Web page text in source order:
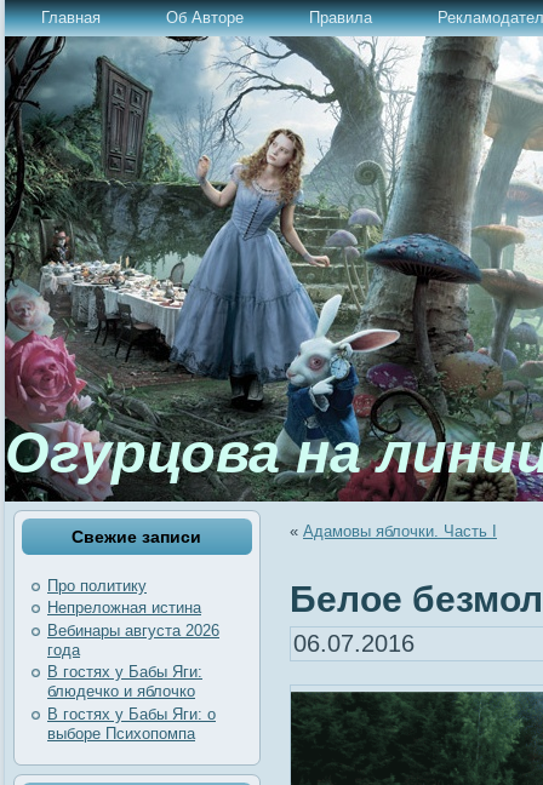
Главная Об Авторе Правила
Огурцова на
Свежие записи
Про политику
Непреложная истина
Вебинары августа 2026
года
В гостях у Бабы Яги:
блюдечко и яблочко
В гостях у Бабы Яги: о
выборе Психопомпа
« Адамовы яблочки. Часть I
Белое
06.07.2016